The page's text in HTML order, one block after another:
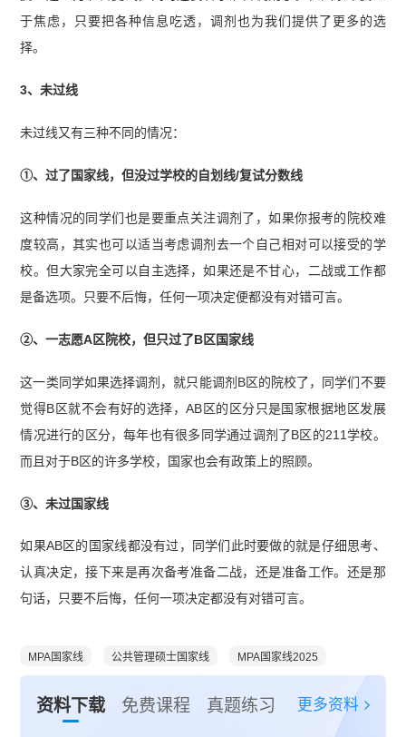
于焦虑，只要把各种信息吃透，调剂也为我们提供了更多的选
择。
3、未过线
未过线又有三种不同的情况：
①、过了国家线，但没过学校的自划线/复试分数线
这种情况的同学们也是要重点关注调剂了，如果你报考的院校难
度较高，其实也可以适当考虑调剂去一个自己相对可以接受的学
校。但大家完全可以自主选择，如果还是不甘心，二战或工作都
是备选项。只要不后悔，任何一项决定便都没有对错可言。
②、一志愿A区院校，但只过了B区国家线
这一类同学如果选择调剂，就只能调剂B区的院校了，同学们不要
觉得B区就不会有好的选择，AB区的区分只是国家根据地区发展
情况进行的区分，每年也有很多同学通过调剂了B区的211学校。
而且对于B区的许多学校，国家也会有政策上的照顾。
③、未过国家线
如果AB区的国家线都没有过，同学们此时要做的就是仔细思考、
认真决定，接下来是再次备考准备二战，还是准备工作。还是那
句话，只要不后悔，任何一项决定都没有对错可言。
MPA国家线 公共管理硕士国家线 MPA国家线2025
资料下载 免费课程 真题练习 更多资料